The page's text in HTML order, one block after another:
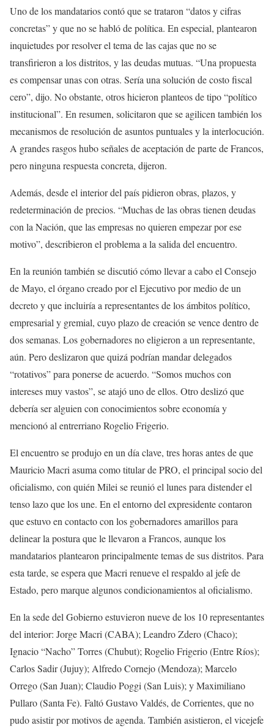
Uno de los mandatarios contó que se trataron “datos y cifras
concretas” y que no se habló de política. En especial, plantearon
inquietudes por resolver el tema de las cajas que no se
transfirieron a los distritos, y las deudas mutuas. “Una propuesta
es compensar unas con otras. Sería una solución de costo fiscal
cero”, dijo. No obstante, otros hicieron planteos de tipo “político
institucional”. En resumen, solicitaron que se agilicen también los
mecanismos de resolución de asuntos puntuales y la interlocución.
A grandes rasgos hubo señales de aceptación de parte de Francos,
pero ninguna respuesta concreta, dijeron.
Además, desde el interior del país pidieron obras, plazos, y
redeterminación de precios. “Muchas de las obras tienen deudas
con la Nación, que las empresas no quieren empezar por ese
motivo”, describieron el problema a la salida del encuentro.
En la reunión también se discutió cómo llevar a cabo el Consejo
de Mayo, el órgano creado por el Ejecutivo por medio de un
decreto y que incluiría a representantes de los ámbitos político,
empresarial y gremial, cuyo plazo de creación se vence dentro de
dos semanas. Los gobernadores no eligieron a un representante,
aún. Pero deslizaron que quizá podrían mandar delegados
“rotativos” para ponerse de acuerdo. “Somos muchos con
intereses muy vastos”, se atajó uno de ellos. Otro deslizó que
debería ser alguien con conocimientos sobre economía y
mencionó al entrerriano Rogelio Frigerio.
El encuentro se produjo en un día clave, tres horas antes de que
Mauricio Macri asuma como titular de PRO, el principal socio del
oficialismo, con quién Milei se reunió el lunes para distender el
tenso lazo que los une. En el entorno del expresidente contaron
que estuvo en contacto con los gobernadores amarillos para
delinear la postura que le llevaron a Francos, aunque los
mandatarios plantearon principalmente temas de sus distritos. Para
esta tarde, se espera que Macri renueve el respaldo al jefe de
Estado, pero marque algunos condicionamientos al oficialismo.
En la sede del Gobierno estuvieron nueve de los 10 representantes
del interior: Jorge Macri (CABA); Leandro Zdero (Chaco);
Ignacio “Nacho” Torres (Chubut); Rogelio Frigerio (Entre Ríos);
Carlos Sadir (Jujuy); Alfredo Cornejo (Mendoza); Marcelo
Orrego (San Juan); Claudio Poggi (San Luis); y Maximiliano
Pullaro (Santa Fe). Faltó Gustavo Valdés, de Corrientes, que no
pudo asistir por motivos de agenda. También asistieron, el vicejefe